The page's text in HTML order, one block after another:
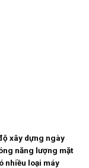
xây dựng ngày
năng lượng mặt
nhiều loại máy